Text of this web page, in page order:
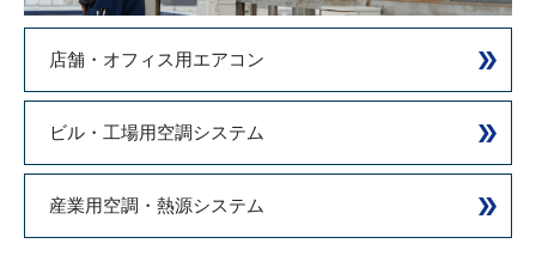
店舗・オフィス用エアコン
ビル・工場用空調システム
産業用空調・熱源システム